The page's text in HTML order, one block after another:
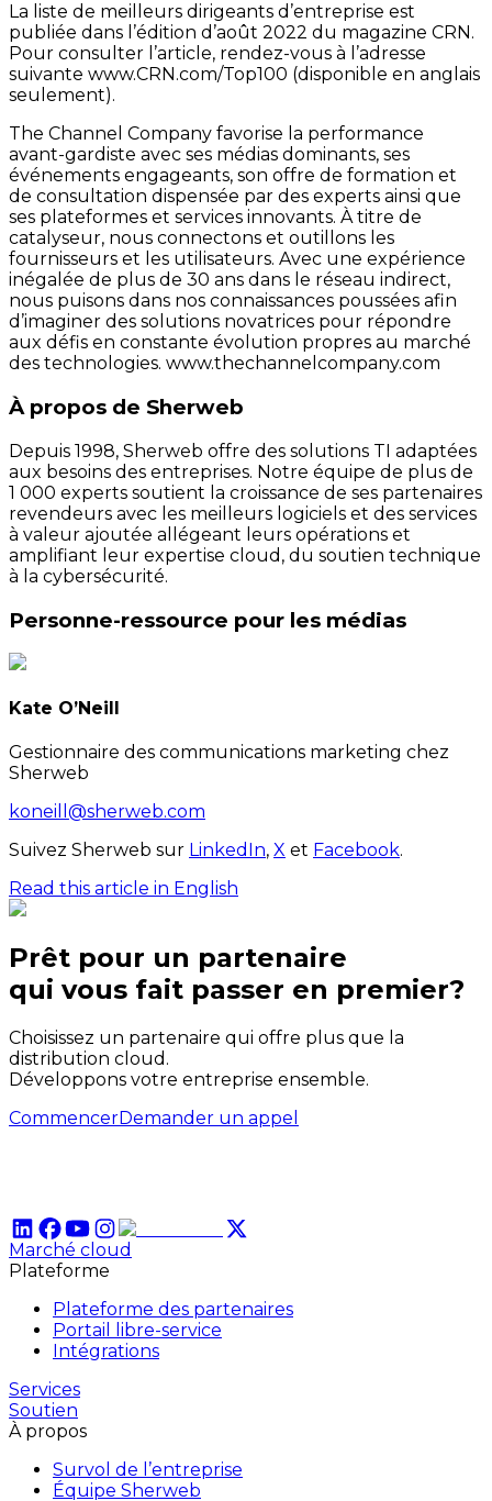
La liste de meilleurs dirigeants d’entreprise est
publiée dans l’édition d’août 2022 du magazine CRN.
Pour consulter l’article, rendez-vous à l’adresse
suivante www.CRN.com/Top100 (disponible en anglais
seulement).
The Channel Company favorise la performance
avant-gardiste avec ses médias dominants, ses
événements engageants, son offre de formation et
de consultation dispensée par des experts ainsi que
ses plateformes et services innovants. À titre de
catalyseur, nous connectons et outillons les
fournisseurs et les utilisateurs. Avec une expérience
inégalée de plus de 30 ans dans le réseau indirect,
nous puisons dans nos connaissances poussées afin
d’imaginer des solutions novatrices pour répondre
aux défis en constante évolution propres au marché
des technologies. www.thechannelcompany.com
À propos de Sherweb
Depuis 1998, Sherweb offre des solutions TI adaptées
aux besoins des entreprises. Notre équipe de plus de
1 000 experts soutient la croissance de ses partenaires
revendeurs avec les meilleurs logiciels et des services
à valeur ajoutée allégeant leurs opérations et
amplifiant leur expertise cloud, du soutien technique
à la cybersécurité.
Personne-ressource pour les médias
Kate O’Neill
Gestionnaire des communications marketing chez
Sherweb
koneill@sherweb.com
Suivez Sherweb sur LinkedIn, X et Facebook.
Read this article in English
Prêt pour un partenaire
qui vous fait passer en premier?
Choisissez un partenaire qui offre plus que la
distribution cloud.
Développons votre entreprise ensemble.
CommencerDemander un appel
Marché cloud
Plateforme
Plateforme des partenaires
Portail libre-service
Intégrations
Services
Soutien
À propos
Survol de l’entreprise
Équipe Sherweb